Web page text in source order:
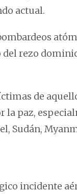
actual.
rezo
de
la paz,
Sudán,
incidente